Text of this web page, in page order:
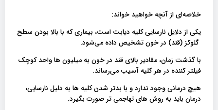
خلاصه‌ای از آنچه خواهید خواند:
یکی از دلایل نارسایی کلیه دیابت است، بیماری که با بالا بودن سطح
گلوکز (قند) در خون تشخیص داده می‌شود.
با گذشت زمان، مقادیر بالای قند در خون به میلیون ها واحد کوچک
فیلتر کننده در هر کلیه آسیب می‌رساند.
هیچ درمانی وجود ندارد و با بدتر شدن کلیه ها به دلیل نارسایی،
درمان باید به روش های تهاجمی تر صورت بگیرد.